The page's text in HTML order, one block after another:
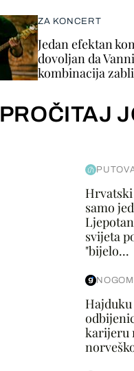
ZA KONCERT
Jedan efektan
dovoljan da
kombinacija
PROČITAJ
samo
svijeta
"bijelo...
karijeru